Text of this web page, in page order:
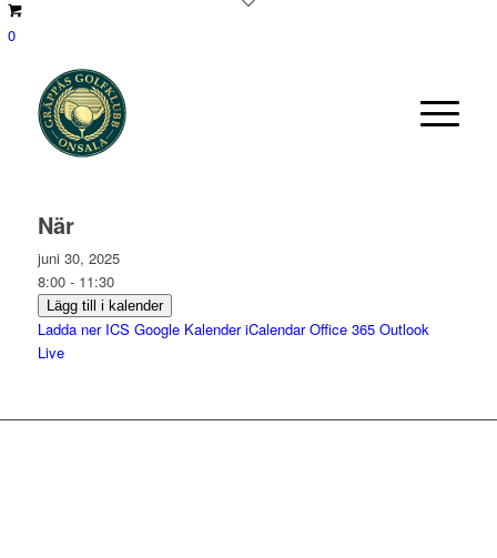
0
När
juni 30, 2025
8:00 - 11:30
Lägg till i kalender
Ladda ner ICS Google Kalender iCalendar Office 365 Outlook
Live